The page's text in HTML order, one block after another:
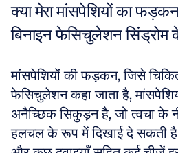
क्या मेरा मांसपेशियों का
बिनाइन फेसिचुलेशन सिंड्रोम
मांसपेशियों की फड़कन, जिसे
फेसिचुलेशन कहा जाता है,
अनैच्छिक सिकुड़न है, जो त्वचा के
हलचल के रूप में दिखाई दे सकती